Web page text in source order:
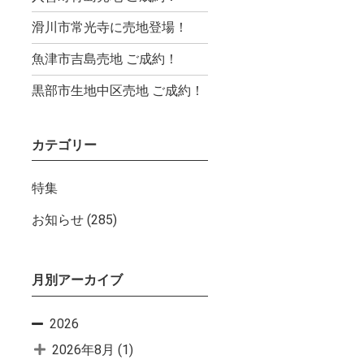
滑川市常光寺に売地登場！
魚津市吉島売地 ご成約！
黒部市生地中区売地 ご成約！
カテゴリー
特集
お知らせ(285)
月別アーカイブ
2026
2026年8月 (1)